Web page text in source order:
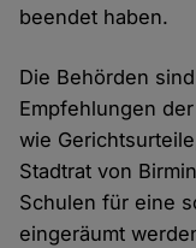
beendet haben.
Die Behörden
Empfehlungen
wie
Stadtrat von
Schulen für eine
eingeräumt